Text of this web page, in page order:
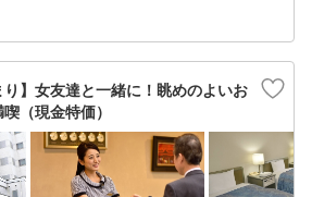
り】女友達と一緒に！眺めのよいお
（現金特価）